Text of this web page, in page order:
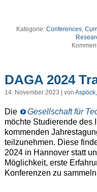
Kategorie:Conferences ,
DAGA 2024
14. November 2023 | von
Die Gesellschaft für
möchte Studierende des
kommenden
teilzunehmen. Diese
2024 in Hannover statt
Möglichkeit, erste
Konferenzen zu